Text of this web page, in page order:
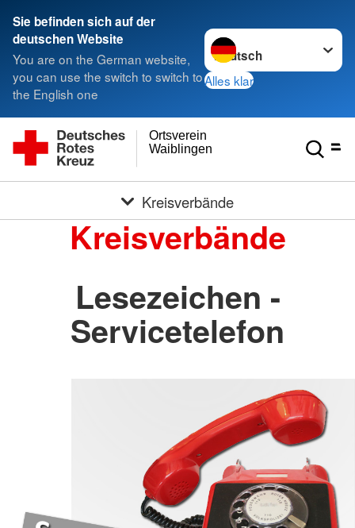
Sie befinden sich auf der
deutschen Website
You are on the German website,
you can use the switch to switch to
the English one
Sprache wechseln zu
Alles klar
Waiblingen
Ortsverein
Kreisverbände
Kreisverbände
Lesezeichen -
Servicetelefon